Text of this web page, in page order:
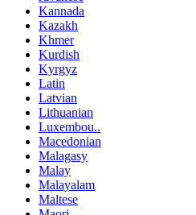
Kannada
Kazakh
Khmer
Kurdish
Kyrgyz
Latin
Latvian
Lithuanian
Luxembou..
Macedonian
Malagasy
Malay
Malayalam
Maltese